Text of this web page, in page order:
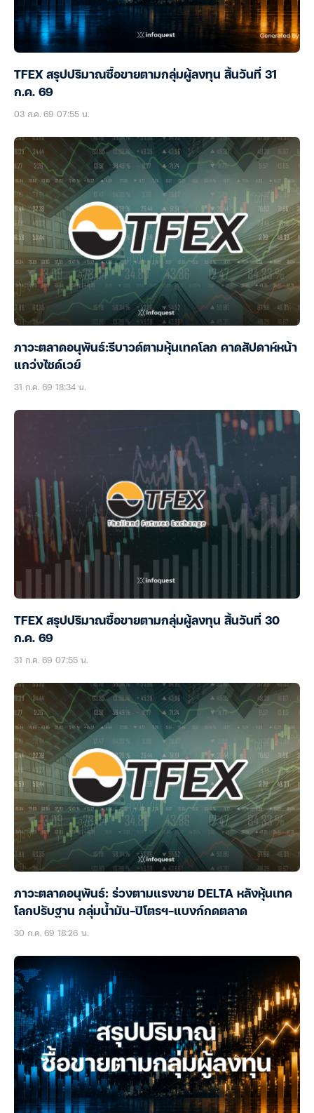
TFEX สรุปปริมาณซื้อขายตามกลุ่มผู้ลงทุน สิ้นวันที่ 31
ก.ค. 69
03 ส.ค. 69 07:55 น.
ภาวะตลาดอนุพันธ์:รีบาวด์ตามหุ้นเทคโลก คาดสัปดาห์หน้า
แกว่งไซด์เวย์
31 ก.ค. 69 18:34 น.
TFEX สรุปปริมาณซื้อขายตามกลุ่มผู้ลงทุน สิ้นวันที่ 30
ก.ค. 69
31 ก.ค. 69 07:55 น.
ภาวะตลาดอนุพันธ์: ร่วงตามแรงขาย DELTA หลังหุ้นเทค
โลกปรับฐาน กลุ่มน้ำมัน-ปิโตรฯ-แบงก์กดตลาด
30 ก.ค. 69 18:26 น.